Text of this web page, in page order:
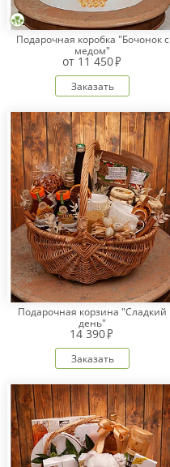
Условия
Бонусная
программа
Корпоративным
клиентам
Обратная
связь
О
компании
Change
language
Подарочная коробка "Бочонок с
медом"
от 11 450
Заказать
Подарочная корзина "Сладкий
день"
14 390
Заказать